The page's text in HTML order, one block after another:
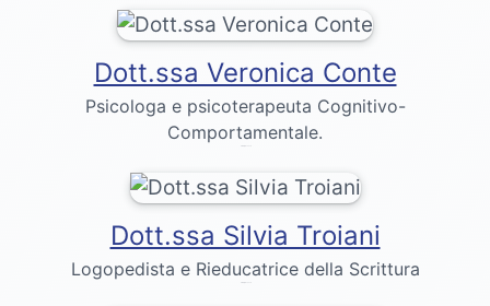
Dott.ssa Veronica Conte
Psicologa e psicoterapeuta Cognitivo-
Comportamentale.
Dott.ssa Silvia Troiani
Logopedista e Rieducatrice della Scrittura